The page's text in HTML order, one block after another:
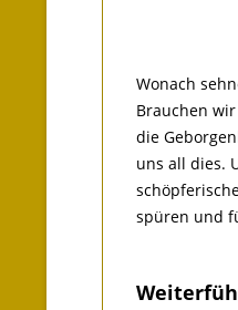
Wonach
Brauchen
die
uns all dies.
spüren und